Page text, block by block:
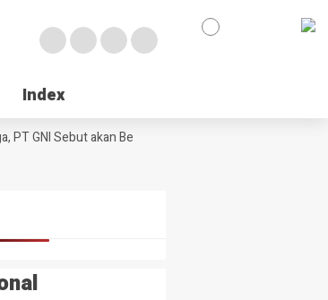
Index
Index
GNI Sebut akan Berlaku Januari 2027
Peluang Besar Kakao Sulawesi di